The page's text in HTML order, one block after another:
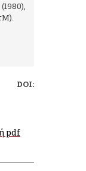
| DOI:
pdf